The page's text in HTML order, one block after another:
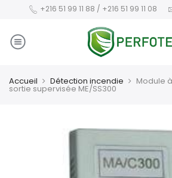
+216 51 99 11 88 / +216 51 99 11 08
Accueil Détection incendie Module
sortie supervisée ME/SS300